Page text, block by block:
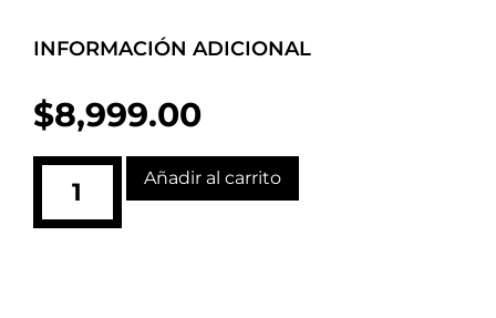
INFORMACIÓN ADICIONAL
$8,999.00
Añadir al carrito